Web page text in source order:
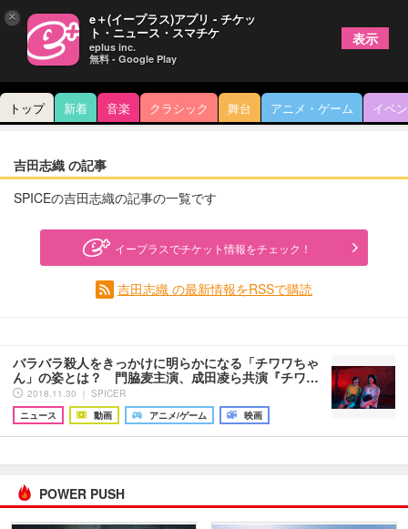
トップ 新着 音楽 クラシック 舞台 アニメ・ゲーム イベ
吉田志織 の記事
SPICEの吉田志織の記事の一覧です
イープラスでチケット情報をチェック！
吉田志織 の最新情報をRSSで購読
バラバラ殺人をきっかけに明らかになる「チワワちゃ
ん」の姿とは？ 門脇麦主演、成田凌ら共演『チワ…
2018.11.30 ｜ SPICER
ニュース
動画 アニメ/ゲーム 映画
POWER PUSH
× e＋(イープラス)アプリ - チケッ
ト・ニュース・スマチケ
eplus inc.
無料 - Google Play
表示